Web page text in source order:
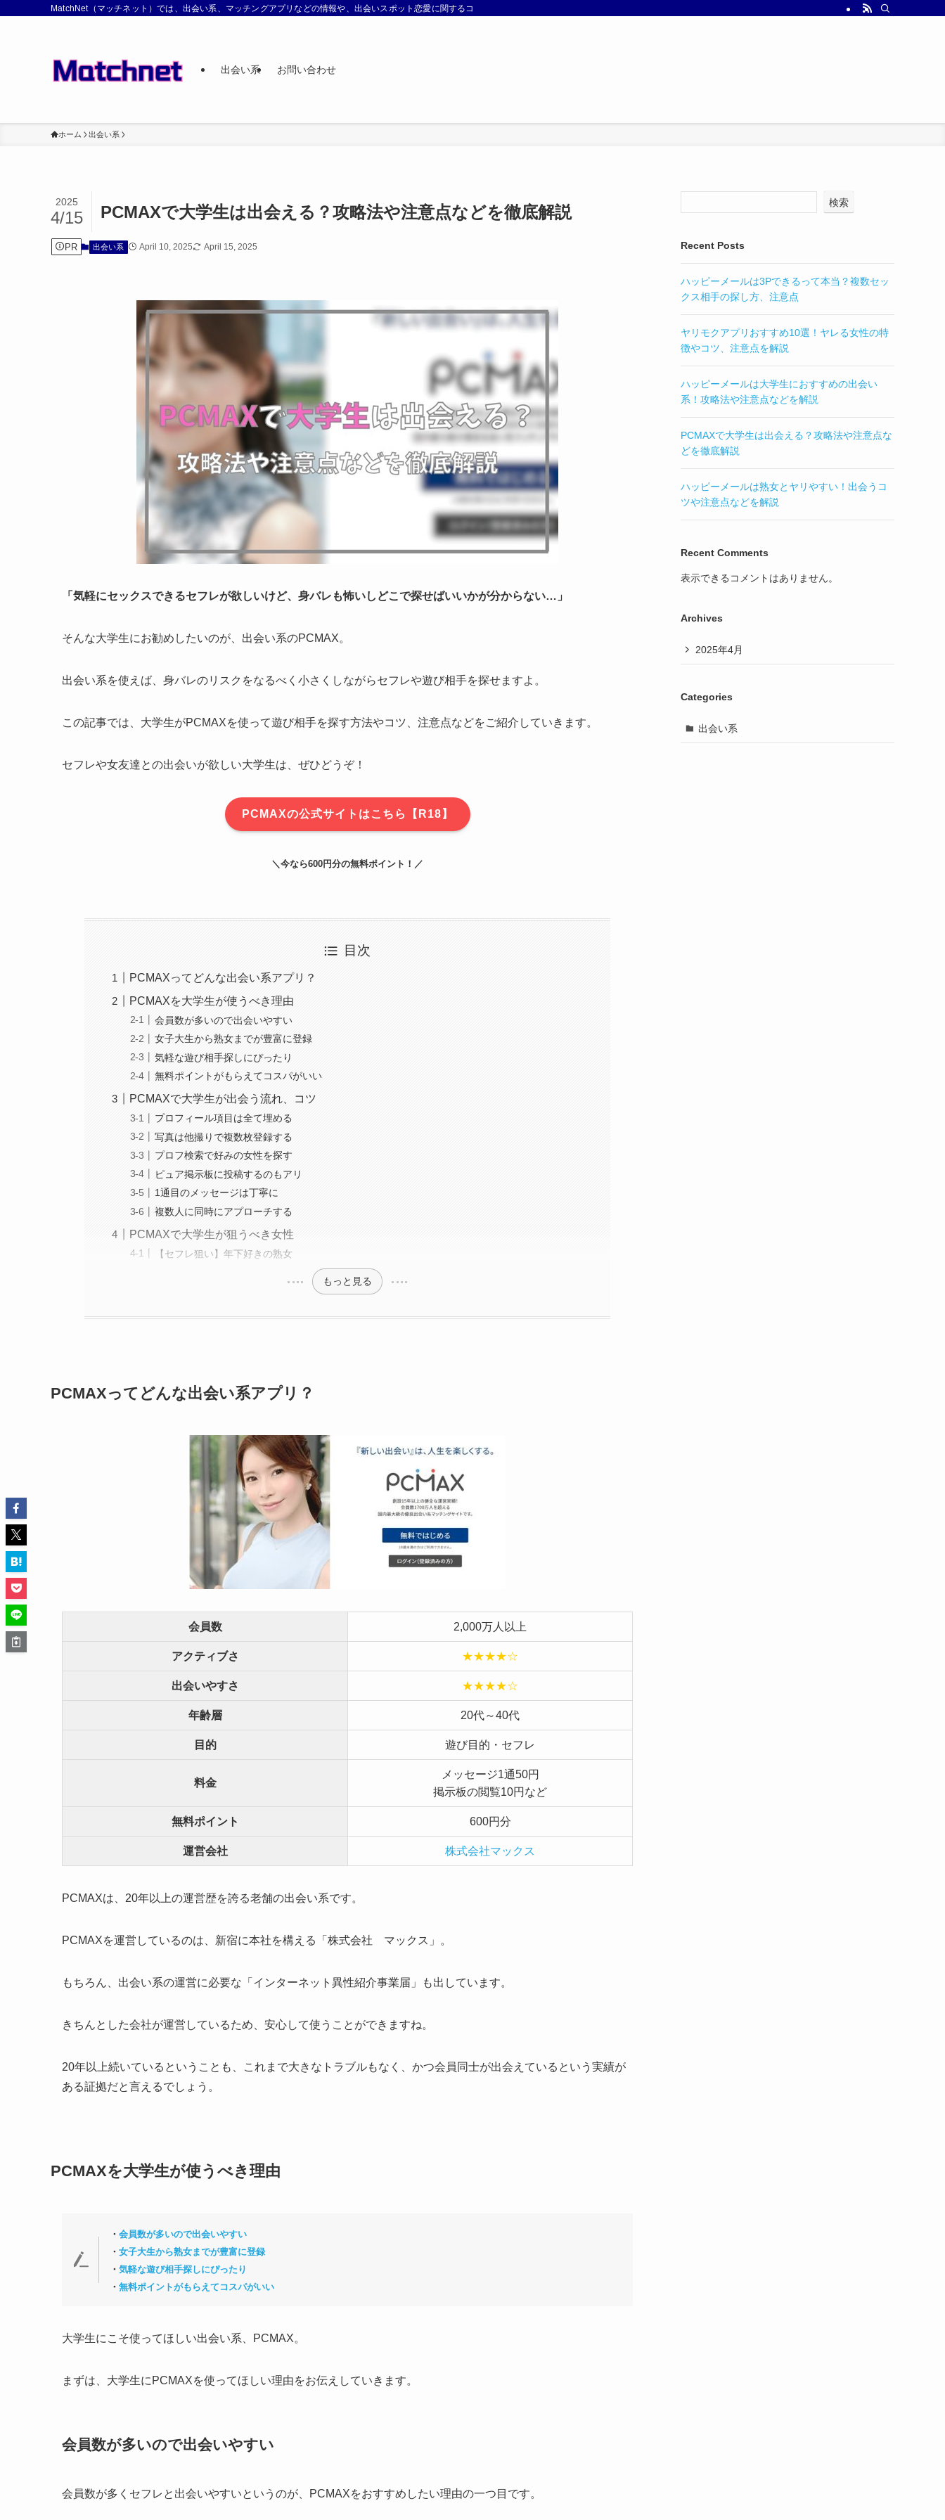
MatchNet（マッチネット）では、出会い系、マッチングアプリなどの情報や、出会いスポット恋愛に関するコラムを配信しています。
出会い系 お問い合わせ
ホーム 出会い系
PCMAXで大学生は出会える？攻略法や注意点などを徹底解説
2025
4/15
PR 出会い系 April 10, 2025 April 15, 2025
「気軽にセックスできるセフレが欲しいけど、身バレも怖いしどこで探せばいいかが分からない…」
そんな大学生にお勧めしたいのが、出会い系のPCMAX。
出会い系を使えば、身バレのリスクをなるべく小さくしながらセフレや遊び相手を探せますよ。
この記事では、 大学生がPCMAXを使って遊び相手を探す方法やコツ、注意点などをご紹介していきます。
セフレや女友達との出会いが欲しい大学生は、ぜひどうぞ！
PCMAXの公式サイトはこちら【R18】
＼今なら600円分の無料ポイント！／
目次
PCMAXってどんな出会い系アプリ？
PCMAXを大学生が使うべき理由
会員数が多いので出会いやすい
女子大生から熟女までが豊富に登録
気軽な遊び相手探しにぴったり
無料ポイントがもらえてコスパがいい
PCMAXで大学生が出会う流れ、コツ
プロフィール項目は全て埋める
写真は他撮りで複数枚登録する
プロフ検索で好みの女性を探す
ピュア掲示板に投稿するのもアリ
1通目のメッセージは丁寧に
複数人に同時にアプローチする
PCMAXで大学生が狙うべき女性
【セフレ狙い】年下好きの熟女
もっと見る
PCMAXってどんな出会い系アプリ？
会員数 2,000万人以上
アクティブさ ★★★★☆
出会いやすさ ★★★★☆
年齢層 20代～40代
目的 遊び目的・セフレ
料金
メッセージ1通50円
掲示板の閲覧10円など
無料ポイント 600円分
運営会社 株式会社マックス
PCMAXは、20年以上の運営歴を誇る老舗の出会い系です。
PCMAXを運営しているのは、新宿に本社を構える「株式会社 マックス」。
もちろん、出会い系の運営に必要な「インターネット異性紹介事業届」も出しています。
きちんとした会社が運営しているため、安心して使うことができますね。
20年以上続いているということも、これまで大きなトラブルもなく、かつ会員同士が出会えているという実績が
ある証拠だと言えるでしょう 。
PCMAXを大学生が使うべき理由
・ 会員数が多いので出会いやすい
・ 女子大生から熟女までが豊富に登録
・ 気軽な遊び相手探しにぴったり
・ 無料ポイントがもらえてコスパがいい
大学生にこそ使ってほしい出会い系、PCMAX。
まずは、大学生にPCMAXを使ってほしい理由をお伝えしていきます。
会員数が多いので出会いやすい
会員数が多くセフレと出会いやすいというのが、PCMAXをおすすめしたい理由の一つ目です。
検索
Recent Posts
ハッピーメールは3Pできるって本当？複数セッ
クス相手の探し方、注意点
ヤリモクアプリおすすめ10選！ヤレる女性の特
徴やコツ、注意点を解説
ハッピーメールは大学生におすすめの出会い
系！攻略法や注意点などを解説
PCMAXで大学生は出会える？攻略法や注意点な
どを徹底解説
ハッピーメールは熟女とヤリやすい！出会うコ
ツや注意点などを解説
Recent Comments
表示できるコメントはありません。
Archives
2025年4月
Categories
出会い系